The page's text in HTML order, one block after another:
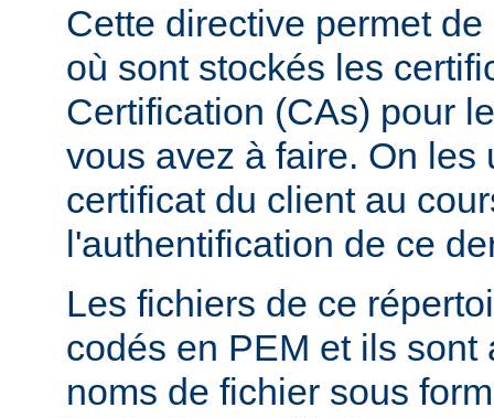
Cette directive permet
où sont stockés les
Certification (CAs) pour
vous avez à faire. On les
certificat du client au
l'authentification de ce
Les fichiers de ce
codés en PEM et ils sont
noms de fichier sous